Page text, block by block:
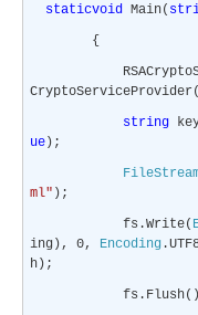
staticvoidMain(
{
string
ue);
ml" );
fs.Write(
ing), 0, Encoding
h);